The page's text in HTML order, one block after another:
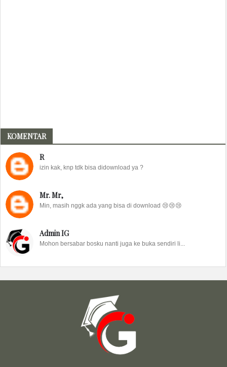
KOMENTAR
R
izin kak, knp tdk bisa didownload ya ?
Mr. Mr,
Min, masih nggk ada yang bisa di download 😢😢😢
Admin IG
Mohon bersabar bosku nanti juga ke buka sendiri li...